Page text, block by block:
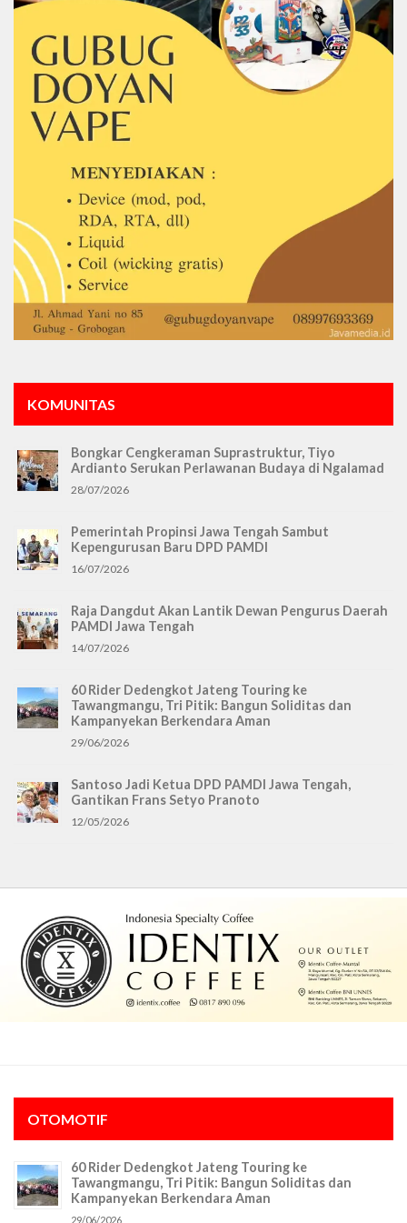
KOMUNITAS
Bongkar Cengkeraman Suprastruktur, Tiyo
Ardianto Serukan Perlawanan Budaya di Ngalamad
28/07/2026
Pemerintah Propinsi Jawa Tengah Sambut
Kepengurusan Baru DPD PAMDI
16/07/2026
Raja Dangdut Akan Lantik Dewan Pengurus Daerah
PAMDI Jawa Tengah
14/07/2026
60 Rider Dedengkot Jateng Touring ke
Tawangmangu, Tri Pitik: Bangun Soliditas dan
Kampanyekan Berkendara Aman
29/06/2026
Santoso Jadi Ketua DPD PAMDI Jawa Tengah,
Gantikan Frans Setyo Pranoto
12/05/2026
OTOMOTIF
60 Rider Dedengkot Jateng Touring ke
Tawangmangu, Tri Pitik: Bangun Soliditas dan
Kampanyekan Berkendara Aman
29/06/2026